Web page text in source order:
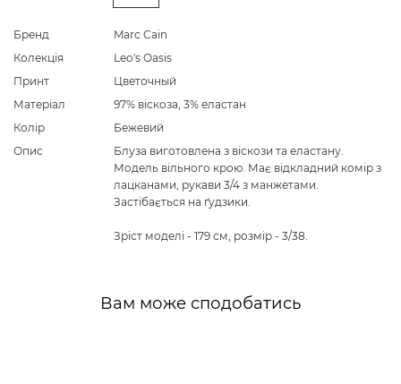
Бренд
Marc Cain
Колекція
Leo's Oasis
Принт
Цветочный
Матеріал
97% віскоза, 3% еластан
Колір
Бежевий
Опис
Блуза виготовлена з віскози та еластану.
Модель вільного крою. Має відкладний комір з
лацканами, рукави 3/4 з манжетами.
Застібається на ґудзики.
Зріст моделі - 179 см, розмір - 3/38.
Вам може сподобатись